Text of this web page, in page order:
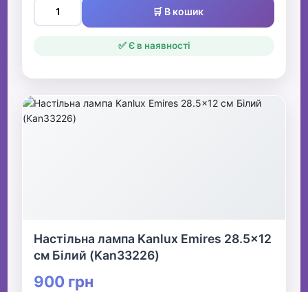
🛒 В кошик
✅ Є в наявності
Настільна лампа Kanlux Emires 28.5x12
см Білий (Kan33226)
900 грн